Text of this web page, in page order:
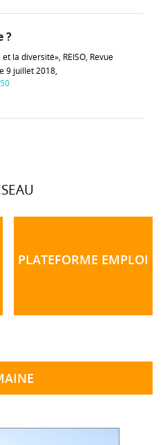
?
la diversité», REISO, Revue
9 juillet 2018,
PLATEFORME EMPLOI